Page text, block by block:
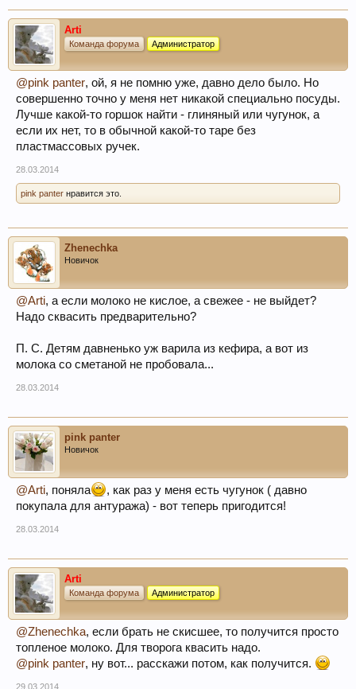
Arti
Команда форума Администратор
@pink panter, ой, я не помню уже, давно дело было. Но
совершенно точно у меня нет никакой специально посуды.
Лучше какой-то горшок найти - глиняный или чугунок, а
если их нет, то в обычной какой-то таре без
пластмассовых ручек.
28.03.2014
pink panter нравится это.
Zhenechka
Новичок
@Arti, а если молоко не кислое, а свежее - не выйдет?
Надо сквасить предварительно?
П. С. Детям давненько уж варила из кефира, а вот из
молока со сметаной не пробовала...
28.03.2014
pink panter
Новичок
@Arti, поняла
, как раз у меня есть чугунок ( давно
покупала для антуража) - вот теперь пригодится!
28.03.2014
Arti
Команда форума Администратор
@Zhenechka, если брать не скисшее, то получится просто
топленое молоко. Для творога квасить надо.
@pink panter, ну вот... расскажи потом, как получится.
29.03.2014